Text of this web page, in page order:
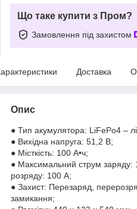
Що таке купити з Пром?
Замовлення під захистом
Доставка
Опис
● Тип акумулятора: LiFePo4 –
● Вихідна напруга: 51,2 В;
● Місткість: 100 А•ч;
● Максимальний струм
розряду: 100 А;
● Захист: Перезаряд,
замикання;